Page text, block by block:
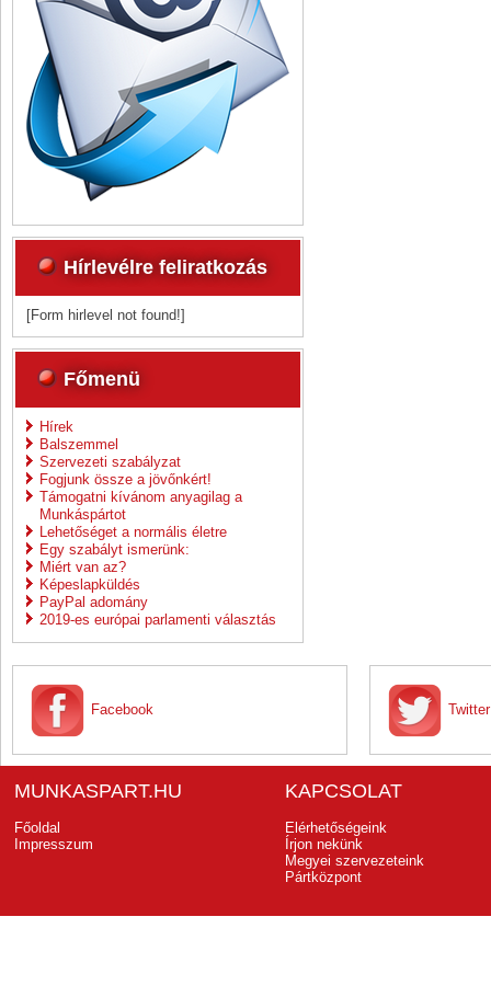
Hírlevélre feliratkozás
[Form hirlevel not found!]
Főmenü
Hírek
Balszemmel
Szervezeti szabályzat
Fogjunk össze a jövőnkért!
Támogatni kívánom anyagilag a
Munkáspártot
Lehetőséget a normális életre
Egy szabályt ismerünk:
Miért van az?
Képeslapküldés
PayPal adomány
2019-es európai parlamenti választás
Facebook Twitter
MUNKASPART.HU
Főoldal
Impresszum
KAPCSOLAT
Elérhetőségeink
Írjon nekünk
Megyei szervezeteink
Pártközpont